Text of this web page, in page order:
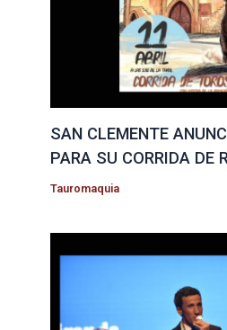
SAN CLEMENTE
PARA SU CORRIDA DE
Tauromaquia